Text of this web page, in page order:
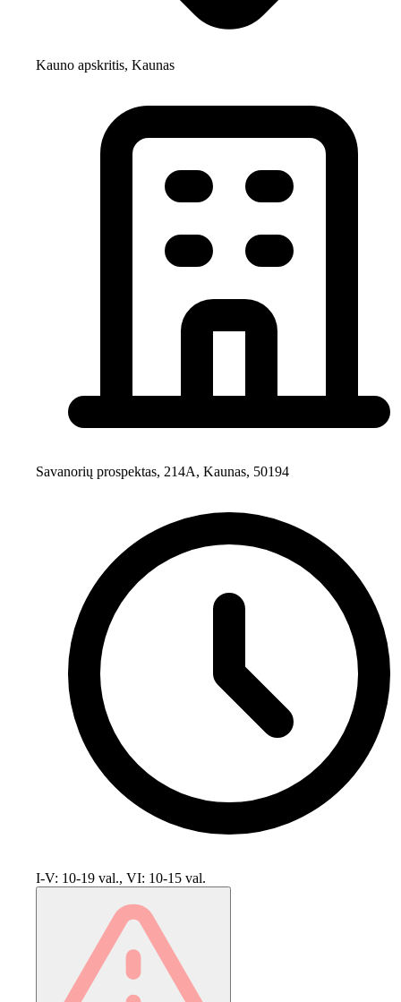
Kauno apskritis, Kaunas
Savanorių prospektas, 214A, Kaunas, 50194
I-V: 10-19 val., VI: 10-15 val.